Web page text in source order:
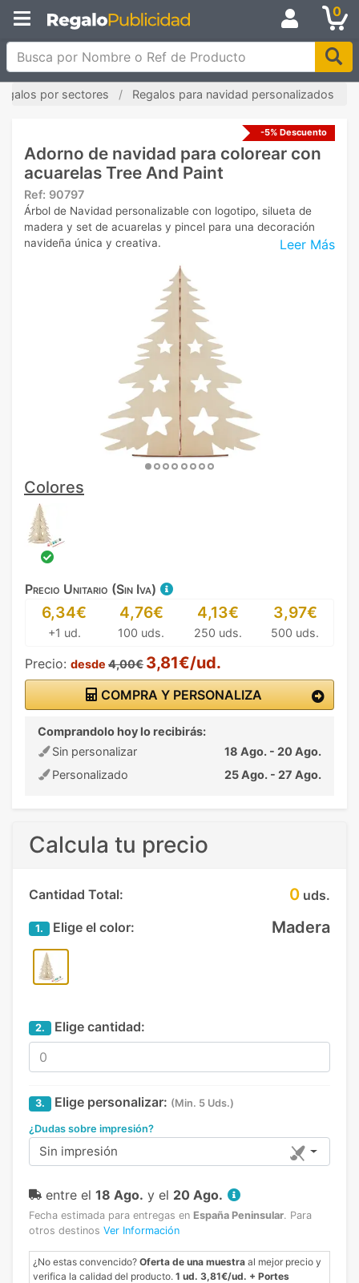
0
Busca por Nombre o Ref de Producto
por sectores Regalos para navidad personalizados
-5% Descuento
Adorno de navidad para colorear con
acuarelas Tree And Paint
Ref: 90797
Leer Más
Árbol de Navidad personalizable con logotipo, silueta de
madera y set de acuarelas y pincel para una decoración
navideña única y creativa.
Colores
Precio Unitario (Sin Iva)
6,34€
+1 ud.
4,76€
100 uds.
4,13€
250 uds.
3,97€
500 uds.
Precio: desde 4,00€ 3,81€/ud.
COMPRA Y PERSONALIZA
Comprandolo hoy lo recibirás:
Sin personalizar
18 Ago. - 20 Ago.
Personalizado
25 Ago. - 27 Ago.
Calcula tu precio
Cantidad Total: 0 uds.
1. Elige el color: Madera
2. Elige cantidad:
3. Elige personalizar: (Min. 5 Uds.)
¿Dudas sobre impresión?
Sin impresión
entre el 18 Ago. y el 20 Ago.
Fecha estimada para entregas en España Peninsular. Para
otros destinos Ver Información
¿No estas convencido? Oferta de una muestra al mejor precio y
verifica la calidad del producto. 1 ud. 3,81€/ud. + Portes